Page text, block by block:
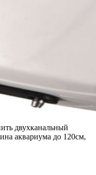
двухканальный
аквариума до 120см,